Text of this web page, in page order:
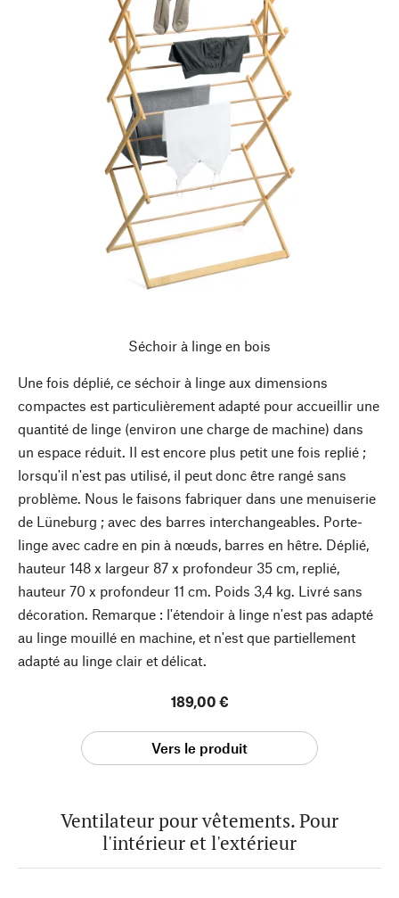
Séchoir à linge en bois
Une fois déplié, ce séchoir à linge aux dimensions
compactes est particulièrement adapté pour accueillir une
quantité de linge (environ une charge de machine) dans
un espace réduit. Il est encore plus petit une fois replié ;
lorsqu'il n'est pas utilisé, il peut donc être rangé sans
problème. Nous le faisons fabriquer dans une menuiserie
de Lüneburg ; avec des barres interchangeables. Porte-
linge avec cadre en pin à nœuds, barres en hêtre. Déplié,
hauteur 148 x largeur 87 x profondeur 35 cm, replié,
hauteur 70 x profondeur 11 cm. Poids 3,4 kg. Livré sans
décoration. Remarque : l'étendoir à linge n'est pas adapté
au linge mouillé en machine, et n'est que partiellement
adapté au linge clair et délicat.
189,00 €
Vers le produit
Ventilateur pour vêtements. Pour
l'intérieur et l'extérieur